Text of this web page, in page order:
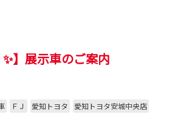
✨】展示車のご案内
ＦＪ 愛知トヨタ 愛知トヨタ安城中央店